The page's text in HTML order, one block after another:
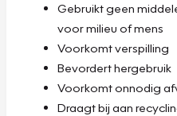
Gebruikt geen
voor milieu of mens
Voorkomt verspilling
Bevordert hergebruik
Voorkomt onnodig
Draagt bij aan